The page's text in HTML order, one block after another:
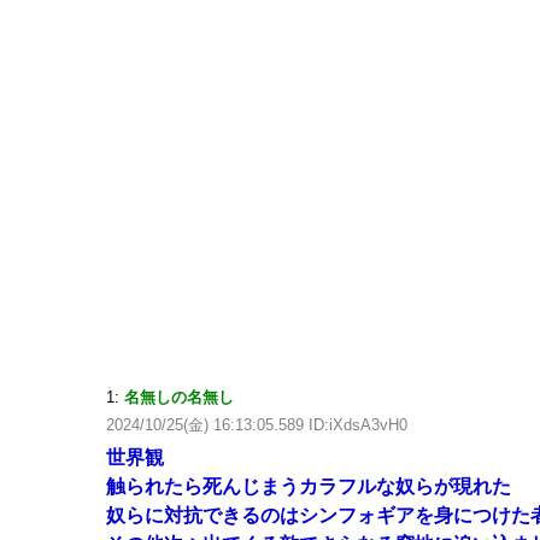
1: 名無しの名無し
2024/10/25(金) 16:13:05.589 ID:iXdsA3vH0
世界観
触られたら死んじまうカラフルな奴らが現れた
奴らに対抗できるのはシンフォギアを身につけた